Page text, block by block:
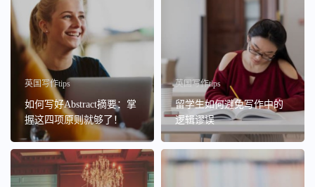
英国写作tips
如何写好Abstract摘要：掌
握这四项原则就够了！
英国写作tips
留学生如何避免写作中的
逻辑谬误